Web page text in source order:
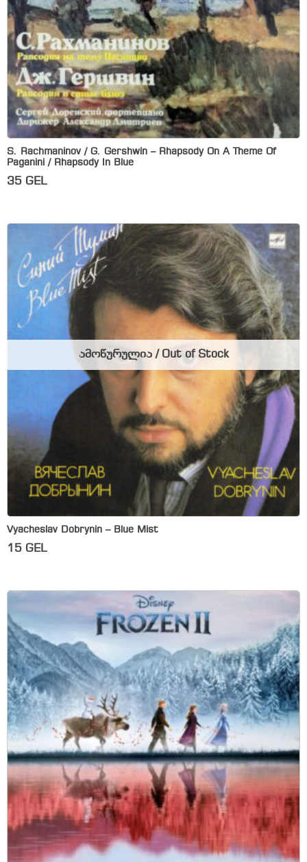
S. Rachmaninov / G. Gershwin – Rhapsody On A Theme Of
Paganini / Rhapsody In Blue
35 GEL
Vyacheslav Dobrynin – Blue Mist
15 GEL
ამოწურულია / Out of Stock